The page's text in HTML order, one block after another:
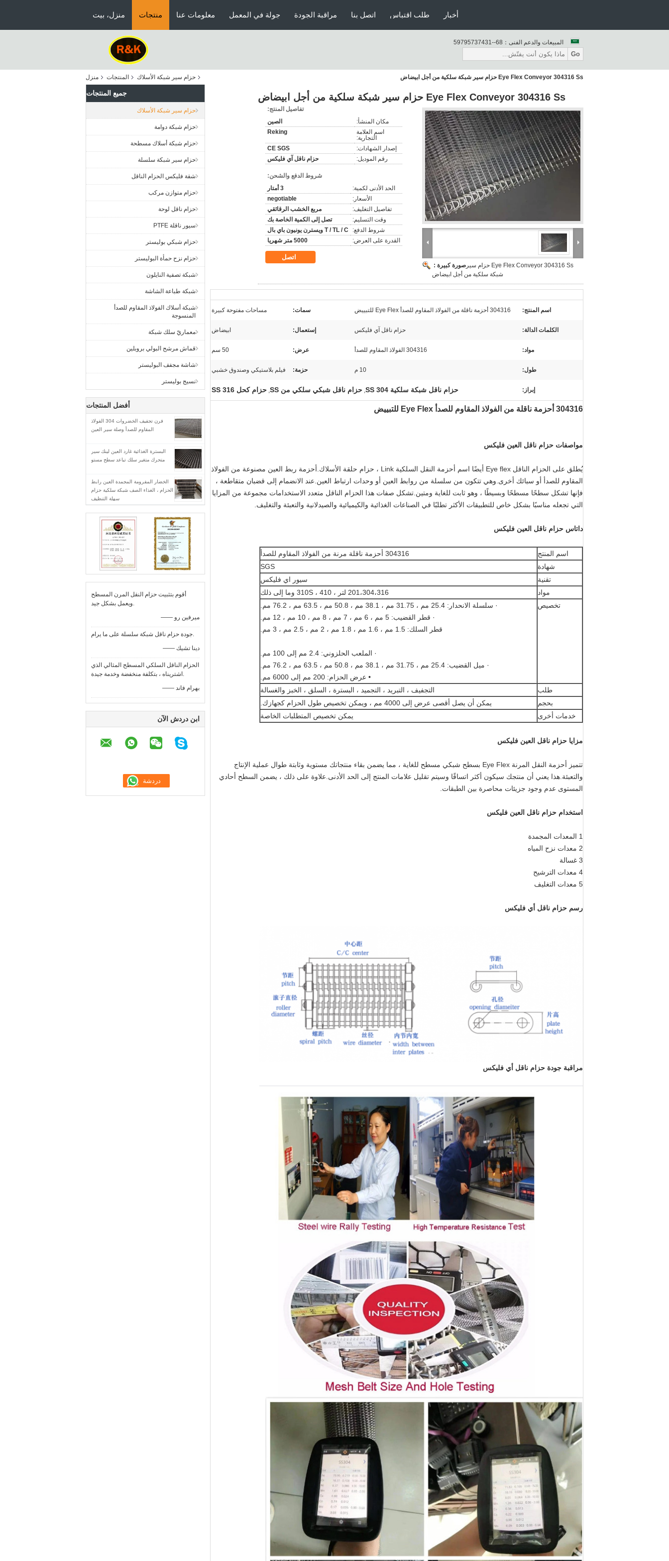
منزل، بيت منتجات معلومات عنا جولة في المعمل مراقبة الجودة اتصل بنا طلب اقتباس أخبار
المبيعات والدعم الفنى： 86--13473759795
Go
منزل المنتجات حزام سير شبكة الأسلاك Eye Flex Conveyor 304316 Ss حزام سير شبكة سلكية من أجل ابيضاض
جميع المنتجات
حزام سير شبكة الأسلاك
حزام شبكة دوامة
حزام شبكة أسلاك مسطحة
حزام سير شبكة سلسلة
شقة فليكس الحزام الناقل
حزام متوازن مركب
حزام ناقل لوحة
سيور ناقلة PTFE
حزام شبكي بوليستر
حزام نزح حمأة البوليستر
شبكة تصفية النايلون
شبكة طباعة الشاشة
شبكة أسلاك الفولاذ المقاوم للصدأ
المنسوجة
معماريّ سلك شبكة
قماش مرشح البولي بروبلين
شاشة مجفف البوليستر
نسيج بوليستر
أفضل المنتجات
فرن تجفيف الخضروات 304 الفولاذ
المقاوم للصدأ وصلة سير العين
البسترة الغذائية غارد العين لينك سير
متحرك متغير سلك تباعد سطح مستو
الخضار المفرومة المجمدة العين رابط
الحزام ، الغذاء الصف شبكة سلكية حزام
سهلة التنظيف
أقوم بتثبيت حزام النقل المرن المسطح
ويعمل بشكل جيد.
—— ميرفين رو
جودة حزام ناقل شبكة سلسلة على ما يرام.
—— دينا تشيك
الحزام الناقل السلكي المسطح المثالي الذي
اشتريناه ، بتكلفة منخفضة وخدمة جيدة.
—— بهرام فاند
ابن دردش الآن
Eye Flex Conveyor 304316 Ss حزام سير شبكة سلكية من أجل ابيضاض
صورة كبيرة : Eye Flex Conveyor 304316 Ss حزام سير
شبكة سلكية من أجل ابيضاض
تفاصيل المنتج:
مكان المنشأ:
الصين
اسم العلامة
التجارية:
Reking
إصدار الشهادات:
CE SGS
رقم الموديل:
حزام ناقل آي فليكس
شروط الدفع والشحن:
الحد الأدنى لكمية:
3 أمتار
الأسعار:
negotiable
تفاصيل التغليف:
مربع الخشب الرقائقي
وقت التسليم:
تصل إلى الكمية الخاصة بك
شروط الدفع:
T / TL / C ويسترن يونيون باي بال
القدرة على العرض:
5000 متر شهريا
اتصل
اسم المنتج: 304316 أحزمة ناقلة من الفولاذ المقاوم للصدأ Eye Flex للتبييض سمات: مساحات مفتوحة كبيرة
الكلمات الدالة: حزام ناقل آي فليكس إستعمال: ابيضاض
مواد: 304316 الفولاذ المقاوم للصدأ عرض: 50 سم
طول: 10 م حزمة: فيلم بلاستيكي وصندوق خشبي
إبراز: حزام ناقل شبكة سلكية 304 SS , حزام ناقل شبكي سلكي من SS , حزام كحل 316 SS
304316 أحزمة ناقلة من الفولاذ المقاوم للصدأ Eye Flex للتبييض
مواصفات حزام ناقل العين فليكس
يُطلق على الحزام الناقل Eye flex أيضًا اسم أحزمة النقل السلكية Link ، حزام حلقة الأسلاك.أحزمة ربط العين مصنوعة من الفولاذ
المقاوم للصدأ أو سبائك أخرى.وهي تتكون من سلسلة من روابط العين أو وحدات ارتباط العين.عند الانضمام إلى قضبان متقاطعة ،
فإنها تشكل سطحًا مسطحًا وبسيطًا ، وهو ثابت للغاية ومتين.تشكل صفات هذا الحزام الناقل متعدد الاستخدامات مجموعة من المزايا
التي تجعله مناسبًا بشكل خاص للتطبيقات الأكثر تطلبًا في الصناعات الغذائية والكيميائية والصيدلانية والتعبئة والتغليف.
داتاس حزام ناقل العين فليكس
اسم المنتج
304316 أحزمة ناقلة مرنة من الفولاذ المقاوم للصدأ
شهادة
SGS
تقنية
سيور اي فليكس
مواد
201،304،316 لتر ، 310S ، 410 وما إلى ذلك
تخصيص
· سلسلة الانحدار: 25.4 مم ، 31.75 مم ، 38.1 مم ، 50.8 مم ، 63.5 مم ، 76.2 مم.
· قطر القضيب: 5 مم ، 6 مم ، 7 مم ، 8 مم ، 10 مم ، 12 مم.
قطر السلك: 1.5 مم ، 1.6 مم ، 1.8 مم ، 2 مم ، 2.5 مم ، 3 مم.
· الملعب الحلزوني: 2.4 مم إلى 100 مم.
· ميل القضيب: 25.4 مم ، 31.75 مم ، 38.1 مم ، 50.8 مم ، 63.5 مم ، 76.2 مم.
• عرض الحزام: 200 مم إلى 6000 مم.
طلب
التجفيف ، التبريد ، التجميد ، البسترة ، السلق ، الخبز والغسالة
بحجم
يمكن أن يصل أقصى عرض إلى 4000 مم ، ويمكن تخصيص طول الحزام كجهازك.
خدمات أخرى
يمكن تخصيص المتطلبات الخاصة
مزايا حزام ناقل العين فليكس
تتميز أحزمة النقل المرنة Eye Flex بسطح شبكي مسطح للغاية ، مما يضمن بقاء منتجاتك مستوية وثابتة طوال عملية الإنتاج
والتعبئة.هذا يعني أن منتجك سيكون أكثر اتساقًا وسيتم تقليل علامات المنتج إلى الحد الأدنى.علاوة على ذلك ، يضمن السطح أحادي
المستوى عدم وجود جزيئات محاصرة بين الطبقات.
استخدام حزام ناقل العين فليكس
1 المعدات المجمدة
2 معدات نزح المياه
3 غسالة
4 معدات الترشيح
5 معدات التغليف
رسم حزام ناقل أي فليكس
مراقبة جودة حزام ناقل أي فليكس